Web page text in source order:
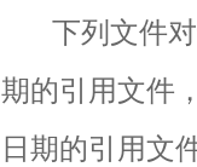
下列文件对
期的引用文件
日期的引用文